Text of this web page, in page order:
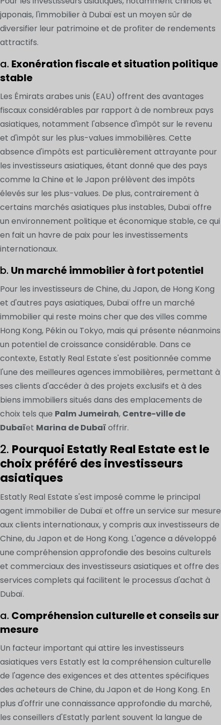
japonais, l'immobilier à Dubaï est un moyen sûr de
diversifier leur patrimoine et de profiter de rendements
attractifs.
a. Exonération fiscale et situation politique
stable
Les Émirats arabes unis (EAU) offrent des avantages
fiscaux considérables par rapport à de nombreux pays
asiatiques, notamment l'absence d'impôt sur le revenu
et d'impôt sur les plus-values immobilières. Cette
absence d'impôts est particulièrement attrayante pour
les investisseurs asiatiques, étant donné que des pays
comme la Chine et le Japon prélèvent des impôts
élevés sur les plus-values. De plus, contrairement à
certains marchés asiatiques plus instables, Dubaï offre
un environnement politique et économique stable, ce qui
en fait un havre de paix pour les investissements
internationaux.
b. Un marché immobilier à fort potentiel
Pour les investisseurs de Chine, du Japon, de Hong Kong
et d'autres pays asiatiques, Dubaï offre un marché
immobilier qui reste moins cher que des villes comme
Hong Kong, Pékin ou Tokyo, mais qui présente néanmoins
un potentiel de croissance considérable. Dans ce
contexte, Estatly Real Estate s'est positionnée comme
l'une des meilleures agences immobilières, permettant à
ses clients d'accéder à des projets exclusifs et à des
biens immobiliers situés dans des emplacements de
choix tels que Palm Jumeirah, Centre-ville de
Dubaïet Marina de Dubaïoffrir.
2. Pourquoi Estatly Real Estate est le
choix préféré des investisseurs
asiatiques
Estatly Real Estate s'est imposé comme le principal
agent immobilier de Dubaï et offre un service sur mesure
aux clients internationaux, y compris aux investisseurs de
Chine, du Japon et de Hong Kong. L'agence a développé
une compréhension approfondie des besoins culturels
et commerciaux des investisseurs asiatiques et offre des
services complets qui facilitent le processus d'achat à
Dubaï.
a. Compréhension culturelle et conseils sur
mesure
Un facteur important qui attire les investisseurs
asiatiques vers Estatly est la compréhension culturelle
de l'agence des exigences et des attentes spécifiques
des acheteurs de Chine, du Japon et de Hong Kong. En
plus d'offrir une connaissance approfondie du marché,
les conseillers d'Estatly parlent souvent la langue de